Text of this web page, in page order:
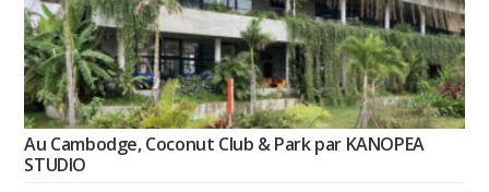
Au Cambodge, Coconut Club & Park par KANOPEA
STUDIO